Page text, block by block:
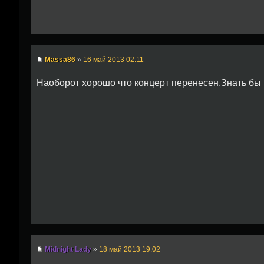
Massa86 » 16 май 2013 02:11
Наоборот хорошо что концерт перенесен.Знать бы
Midnight Lady » 18 май 2013 19:02